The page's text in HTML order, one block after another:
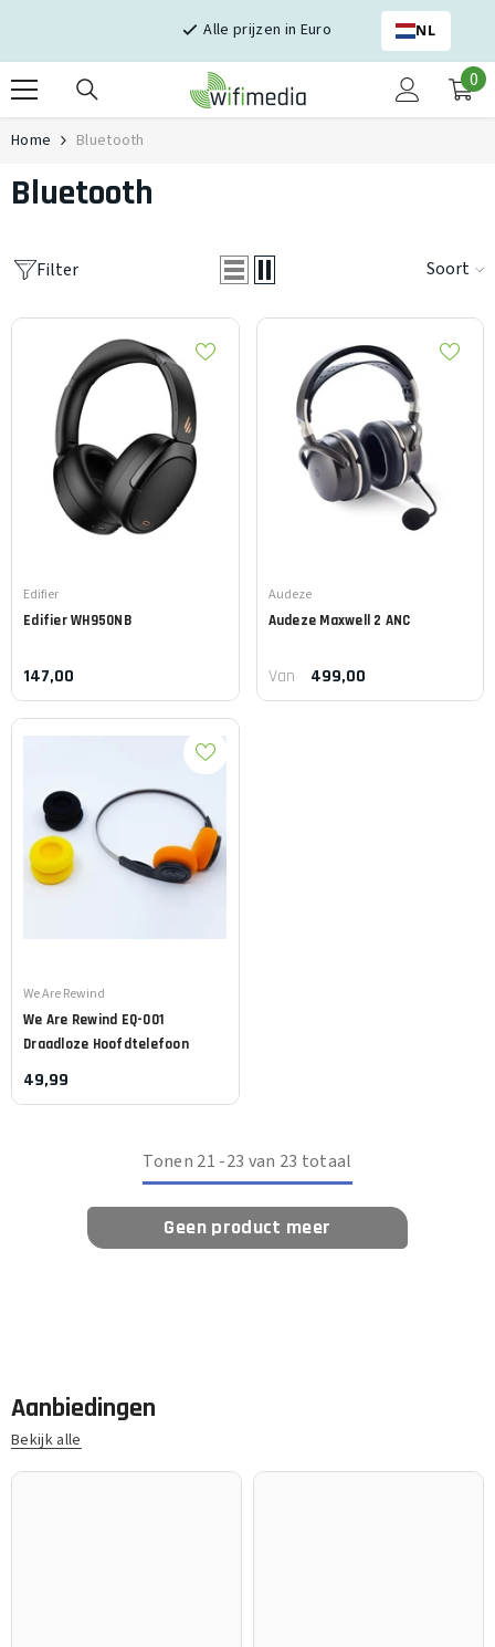
Alle prijzen in Euro NL
0
0
Home Bluetooth
Bluetooth
Filter Soort
Leverancier:
Edifier
EdifierWH950NB
147,00
Leverancier:
Audeze
Audeze Maxwell 2 ANC
Van 499,00
Leverancier:
We Are Rewind
We Are Rewind EQ-001
Draadloze Hoofdtelefoon
49,99
Tonen 21 -23 van 23 totaal
Geen product meer
Aanbiedingen
Bekijk alle